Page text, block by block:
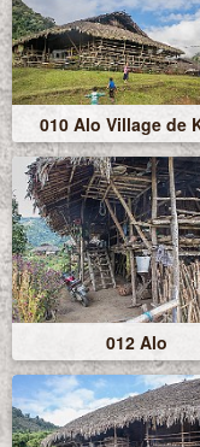
010 Alo Village de
012 Alo